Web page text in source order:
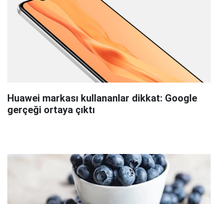
Huawei markası kullananlar dikkat: Google
gerçeği ortaya çıktı